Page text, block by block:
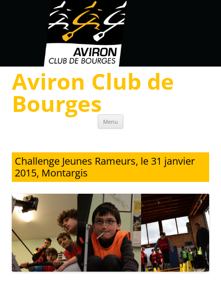
Aviron Club de
Bourges
Menu
Challenge Jeunes Rameurs, le 31 janvier
2015, Montargis